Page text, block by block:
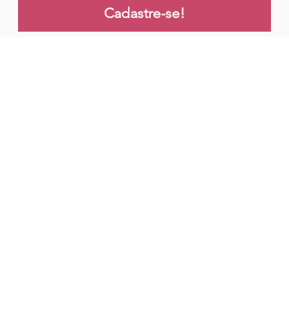
Cadastre-se!